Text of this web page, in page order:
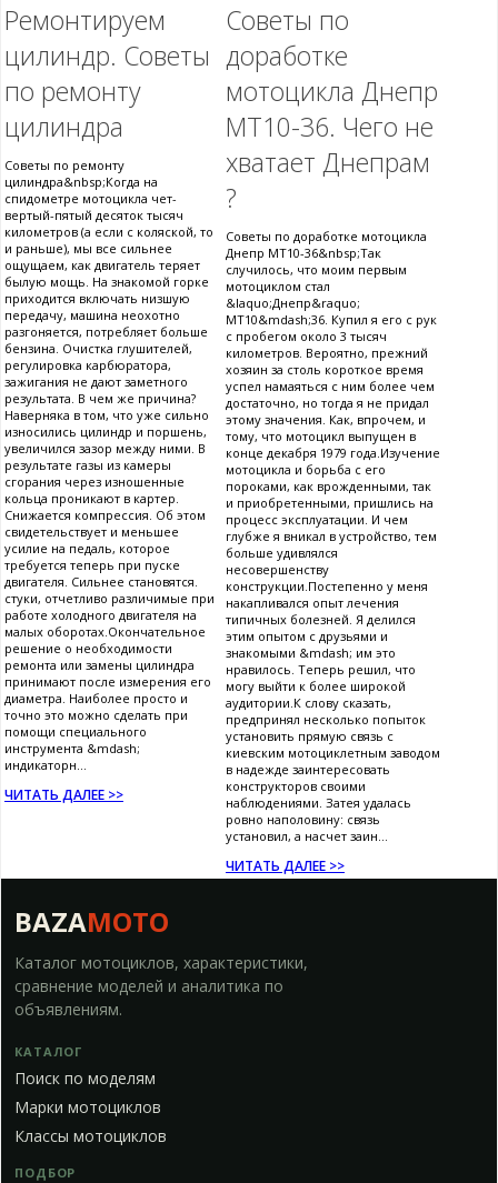
Ремонтируем
цилиндр. Советы
по ремонту
цилиндра
Советы по ремонту
цилиндра&nbsp;Когда на
спидометре мотоцикла чет-
вертый-пятый десяток тысяч
километров (а если с коляской, то
и раньше), мы все сильнее
ощущаем, как двигатель теряет
былую мощь. На знакомой горке
приходится включать низшую
передачу, машина неохотно
разгоняется, потребляет больше
бензина. Очистка глушителей,
регулировка карбюратора,
зажигания не дают заметного
результата. В чем же причина?
Наверняка в том, что уже сильно
износились цилиндр и поршень,
увеличился зазор между ними. В
результате газы из камеры
сгорания через изношенные
кольца проникают в картер.
Снижается компрессия. Об этом
свидетельствует и меньшее
усилие на педаль, которое
требуется теперь при пуске
двигателя. Сильнее становятся.
стуки, отчетливо различимые при
работе холодного двигателя на
малых оборотах.Окончательное
решение о необходимости
ремонта или замены цилиндра
принимают после измерения его
диаметра. Наиболее просто и
точно это можно сделать при
помощи специального
инструмента &mdash;
индикаторн...
ЧИТАТЬ ДАЛЕЕ >>
Советы по
доработке
мотоцикла Днепр
МТ10-36. Чего не
хватает Днепрам
?
Советы по доработке мотоцикла
Днепр МТ10-36&nbsp;Так
случилось, что моим первым
мотоциклом стал
&laquo;Днепр&raquo;
МТ10&mdash;36. Купил я его с рук
с пробегом около 3 тысяч
километров. Вероятно, прежний
хозяин за столь короткое время
успел намаяться с ним более чем
достаточно, но тогда я не придал
этому значения. Как, впрочем, и
тому, что мотоцикл выпущен в
конце декабря 1979 года.Изучение
мотоцикла и борьба с его
пороками, как врожденными, так
и приобретенными, пришлись на
процесс эксплуатации. И чем
глубже я вникал в устройство, тем
больше удивлялся
несовершенству
конструкции.Постепенно у меня
накапливался опыт лечения
типичных болезней. Я делился
этим опытом с друзьями и
знакомыми &mdash; им это
нравилось. Теперь решил, что
могу выйти к более широкой
аудитории.К слову сказать,
предпринял несколько попыток
установить прямую связь с
киевским мотоциклетным заводом
в надежде заинтересовать
конструкторов своими
наблюдениями. Затея удалась
ровно наполовину: связь
установил, а насчет заин...
ЧИТАТЬ ДАЛЕЕ >>
BAZAMOTO
Каталог мотоциклов, характеристики,
сравнение моделей и аналитика по
объявлениям.
КАТАЛОГ
Поиск по моделям
Марки мотоциклов
Классы мотоциклов
ПОДБОР